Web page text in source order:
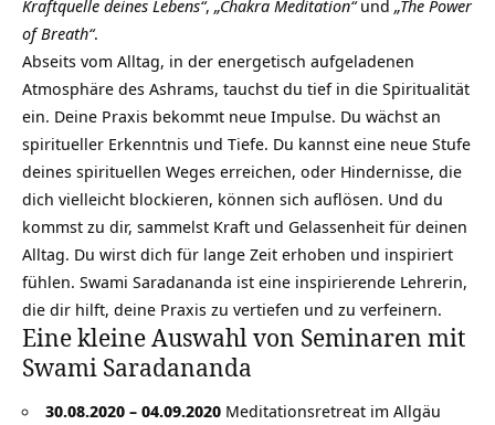
Kraftquelle deines Lebens“, „Chakra Meditation“und „The Power
of Breath“.
Abseits vom Alltag, in der energetisch aufgeladenen
Atmosphäre des Ashrams, tauchst du tief in die Spiritualität
ein. Deine Praxis bekommt neue Impulse. Du wächst an
spiritueller Erkenntnis und Tiefe. Du kannst eine neue Stufe
deines spirituellen Weges erreichen, oder Hindernisse, die
dich vielleicht blockieren, können sich auflösen. Und du
kommst zu dir, sammelst Kraft und Gelassenheit für deinen
Alltag. Du wirst dich für lange Zeit erhoben und inspiriert
fühlen. Swami Saradananda ist eine inspirierende Lehrerin,
die dir hilft, deine Praxis zu vertiefen und zu verfeinern.
Eine kleine Auswahl von Seminaren mit
Swami Saradananda
30.08.2020 – 04.09.2020 Meditationsretreat im Allgäu